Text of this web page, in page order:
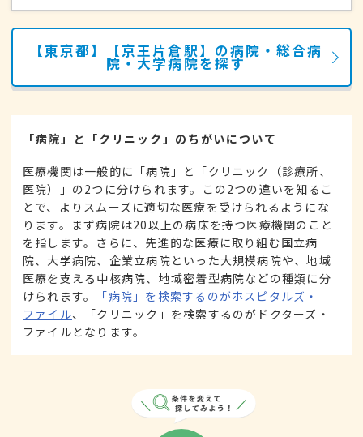
【東京都】【京王片倉駅】の病院・総合病
院・大学病院を探す
「病院」と「クリニック」のちがいについて
医療機関は一般的に「病院」と「クリニック（診療所、
医院）」の2つに分けられます。この2つの違いを知るこ
とで、よりスムーズに適切な医療を受けられるようにな
ります。まず病院は20以上の病床を持つ医療機関のこと
を指します。さらに、先進的な医療に取り組む国立病
院、大学病院、企業立病院といった大規模病院や、地域
医療を支える中核病院、地域密着型病院などの種類に分
けられます。
「病院」を検索するのがホスピタルズ・
ファイル、「クリニック」を検索するのがドクターズ・
ファイルとなります。